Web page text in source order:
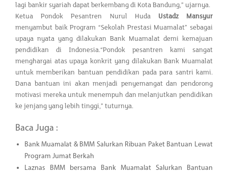
lagi bankir syariah dapat berkembang di Kota Bandung,” ujarnya.
Ketua Pondok Pesantren Nurul Huda Ustadz Mansyur
menyambut baik Program “Sekolah Prestasi Muamalat” sebagai
upaya nyata yang dilakukan Bank Muamalat demi kemajuan
pendidikan di Indonesia.“Pondok pesantren kami sangat
menghargai atas upaya konkrit yang dilakukan Bank Muamalat
untuk memberikan bantuan pendidikan pada para santri kami.
Dana bantuan ini akan menjadi penyemangat dan pendorong
motivasi mereka untuk menempuh dan melanjutkan pendidikan
ke jenjang yang lebih tinggi,” tuturnya.
Baca Juga :
Bank Muamalat & BMM Salurkan Ribuan Paket Bantuan Lewat
Program Jumat Berkah
Laznas BMM bersama Bank Muamalat Salurkan Bantuan